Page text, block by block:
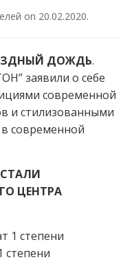
on 20.02.2020.
ДОЖДЬ.
заявили о себе
современной
и стилизованными
современной
ЦЕНТРА
1 степени
степени